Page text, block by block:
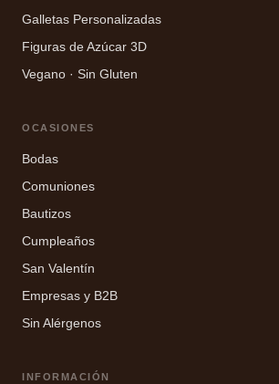
Galletas Personalizadas
Figuras de Azúcar 3D
Vegano · Sin Gluten
OCASIONES
Bodas
Comuniones
Bautizos
Cumpleaños
San Valentín
Empresas y B2B
Sin Alérgenos
INFORMACIÓN